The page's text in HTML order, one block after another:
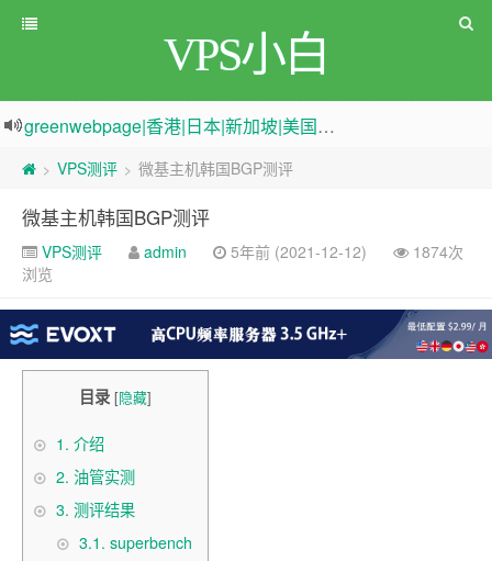
VPS小白
greenwebpage|香港|日本|新加坡|美国等多地vps测评|移动直连|1Gbps带宽|年付€29
原来频道被人恶意举报新电报频道|
> VPS测评 > 微基主机韩国BGP测评
微基主机韩国BGP测评
VPS测评 admin 5年前 (2021-12-12)
1874次
浏览
目录 [隐藏]
1. 介绍
2. 油管实测
3. 测评结果
3.1. superbench